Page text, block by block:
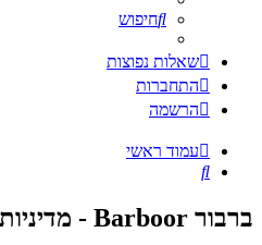
חיפוש
שאלות נפוצות
התחברות
הרשמה
עמוד ראשי
חיפוש
ברבור Barboor - מדיניות הפרטיות